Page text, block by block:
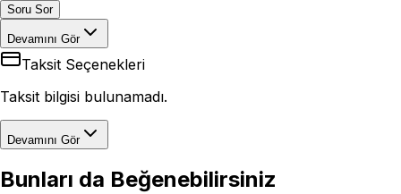
Soru Sor
Devamını Gör
Taksit Seçenekleri
Taksit bilgisi bulunamadı.
Devamını Gör
Bunları da Beğenebilirsiniz